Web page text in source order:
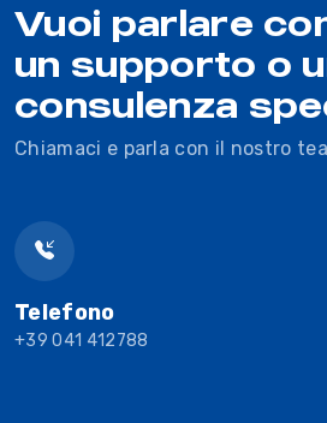
Vuoi parlare
un supporto o
consulenza
Chiamaci e parla con il nostro
Telefono
+39 041 412788